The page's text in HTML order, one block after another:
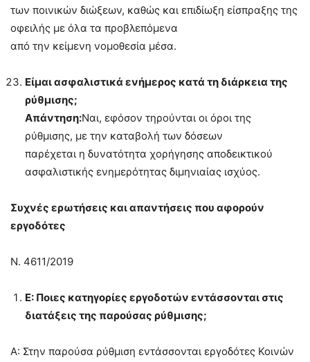
των ποινικών διώξεων, καθώς και επιδίωξη είσπραξης της
οφειλής με όλα τα προβλεπόμενα
από την κείμενη νομοθεσία μέσα.
Είμαι ασφαλιστικά ενήμερος κατά τη διάρκεια της
ρύθμισης;
Απάντηση:Ναι, εφόσον τηρούνται οι όροι της
ρύθμισης, με την καταβολή των δόσεων
παρέχεται η δυνατότητα χορήγησης αποδεικτικού
ασφαλιστικής ενημερότητας διμηνιαίας ισχύος.
Συχνές ερωτήσεις και απαντήσεις που αφορούν
εργοδότες
Ν. 4611/2019
Ε: Ποιες κατηγορίες εργοδοτών εντάσσονται στις
διατάξεις της παρούσας ρύθμισης;
Α: Στην παρούσα ρύθμιση εντάσσονται εργοδότες Κοινών